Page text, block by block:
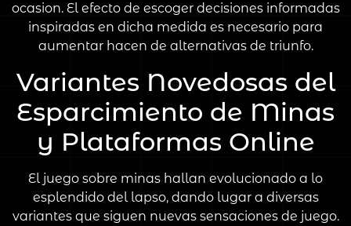
ocasion. El efecto de escoger decisiones informadas
inspiradas en dicha medida es necesario para
aumentar hacen de alternativas de triunfo.
Variantes Novedosas del
Esparcimiento de Minas
y Plataformas Online
El juego sobre minas hallan evolucionado a lo
esplendido del lapso, dando lugar a diversas
variantes que siguen nuevas sensaciones de juego.